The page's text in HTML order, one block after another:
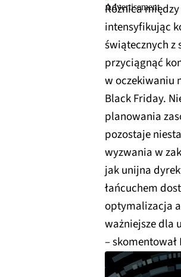
Różnica
intensyfikując
świątecznych
przyciągnąć
w oczekiwaniu
Black Friday.
planowania
pozostaje
wyzwania w
jak unijna
łańcuchem
optymalizacja
ważniejsze dla
–